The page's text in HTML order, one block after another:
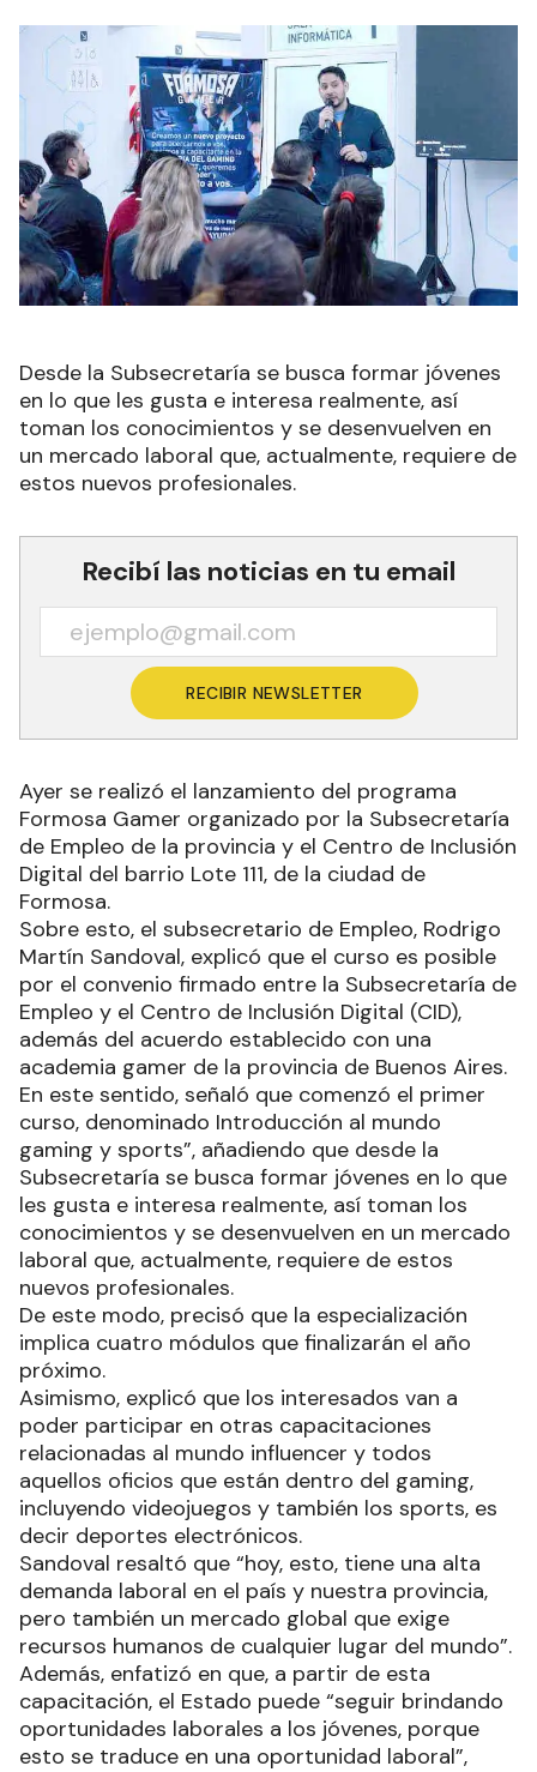
Desde la Subsecretaría se busca formar jóvenes
en lo que les gusta e interesa realmente, así
toman los conocimientos y se desenvuelven en
un mercado laboral que, actualmente, requiere de
estos nuevos profesionales.
Recibí las noticias en tu email
RECIBIR NEWSLETTER
Ayer se realizó el lanzamiento del programa
Formosa Gamer organizado por la Subsecretaría
de Empleo de la provincia y el Centro de Inclusión
Digital del barrio Lote 111, de la ciudad de
Formosa.
Sobre esto, el subsecretario de Empleo, Rodrigo
Martín Sandoval, explicó que el curso es posible
por el convenio firmado entre la Subsecretaría de
Empleo y el Centro de Inclusión Digital (CID),
además del acuerdo establecido con una
academia gamer de la provincia de Buenos Aires.
En este sentido, señaló que comenzó el primer
curso, denominado Introducción al mundo
gaming y sports”, añadiendo que desde la
Subsecretaría se busca formar jóvenes en lo que
les gusta e interesa realmente, así toman los
conocimientos y se desenvuelven en un mercado
laboral que, actualmente, requiere de estos
nuevos profesionales.
De este modo, precisó que la especialización
implica cuatro módulos que finalizarán el año
próximo.
Asimismo, explicó que los interesados van a
poder participar en otras capacitaciones
relacionadas al mundo influencer y todos
aquellos oficios que están dentro del gaming,
incluyendo videojuegos y también los sports, es
decir deportes electrónicos.
Sandoval resaltó que “hoy, esto, tiene una alta
demanda laboral en el país y nuestra provincia,
pero también un mercado global que exige
recursos humanos de cualquier lugar del mundo”.
Además, enfatizó en que, a partir de esta
capacitación, el Estado puede “seguir brindando
oportunidades laborales a los jóvenes, porque
esto se traduce en una oportunidad laboral”,